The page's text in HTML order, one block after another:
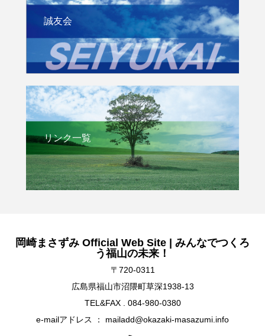
誠友会
リンク一覧
岡崎まさずみ Official Web Site | みんなでつくろ
う福山の未来！
〒720-0311
広島県福山市沼隈町草深1938-13
TEL&FAX . 084-980-0380
e-mailアドレス ： mailadd@okazaki-masazumi.info